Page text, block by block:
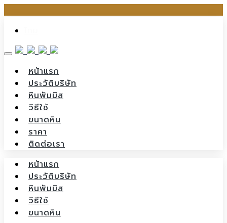
content
หน้าแรก
ประวัติบริษัท
หินพัมมิส
วิธีใช้
ขนาดหิน
ราคา
ติดต่อเรา
หน้าแรก
ประวัติบริษัท
หินพัมมิส
วิธีใช้
ขนาดหิน